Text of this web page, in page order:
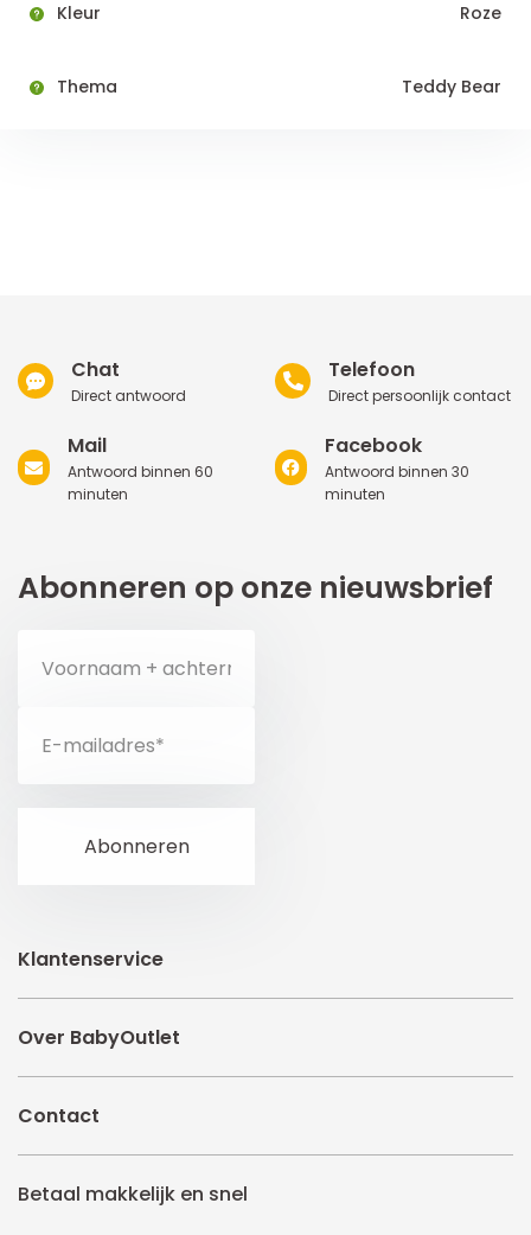
Kleur Roze
Thema Teddy Bear
Chat
Direct antwoord
Telefoon
Direct persoonlijk contact
Mail
Antwoord binnen 60
minuten
Facebook
Antwoord binnen 30
minuten
Abonneren op onze nieuwsbrief
Klantenservice
Over BabyOutlet
Contact
Betaal makkelijk en snel